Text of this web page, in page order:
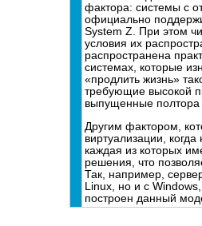
фактора: системы с
официально
System Z. При этом
условия их
распространена
системах, которые
«продлить жизнь»
требующие высокой
выпущенные полтора
Другим фактором,
виртуализации,
каждая из которых
решения, что
Так, например,
Linux, но и с
построен данный